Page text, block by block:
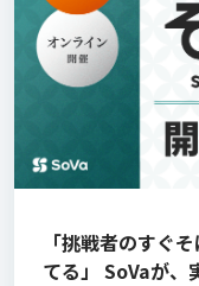
「挑戦者のすぐ
てる」 SoVaが、